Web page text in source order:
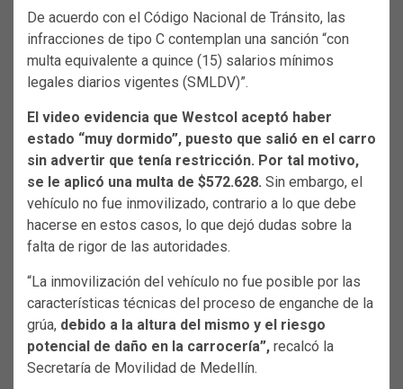
De acuerdo con el Código Nacional de Tránsito, las
infracciones de tipo C contemplan una sanción “con
multa equivalente a quince (15) salarios mínimos
legales diarios vigentes (SMLDV)”.
El video evidencia que Westcol aceptó haber
estado “muy dormido”, puesto que salió en el carro
sin advertir que tenía restricción. Por tal motivo,
se le aplicó una multa de $572.628. Sin embargo, el
vehículo no fue inmovilizado, contrario a lo que debe
hacerse en estos casos, lo que dejó dudas sobre la
falta de rigor de las autoridades.
“La inmovilización del vehículo no fue posible por las
características técnicas del proceso de enganche de la
grúa, debido a la altura del mismo y el riesgo
potencial de daño en la carrocería”, recalcó la
Secretaría de Movilidad de Medellín.